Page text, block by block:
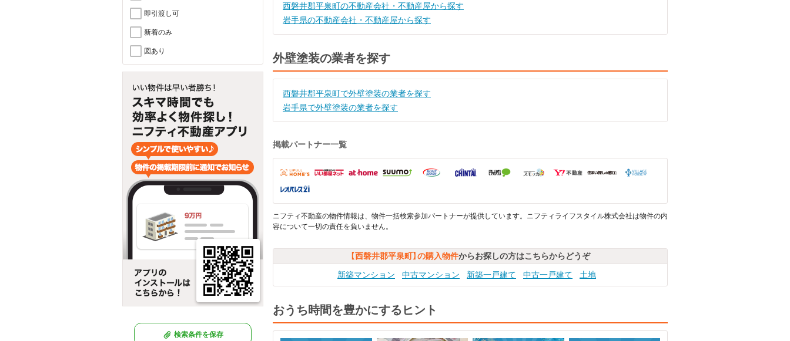
即引渡し可
新着のみ
図あり
検索条件を保存
西磐井郡平泉町の不動産会社・不動産屋から探す
岩手県の不動産会社・不動産屋から探す
外壁塗装の業者を探す
西磐井郡平泉町で外壁塗装の業者を探す
岩手県で外壁塗装の業者を探す
掲載パートナー一覧
ニフティ不動産の物件情報は、物件一括検索参加パートナーが提供しています。ニフティライフスタイル株式会社は物件の内
容について一切の責任を負いません。
【西磐井郡平泉町】の購入物件からお探しの方はこちらからどうぞ
新築マンション
中古マンション 新築一戸建て 中古一戸建て 土地
おうち時間を豊かにするヒント